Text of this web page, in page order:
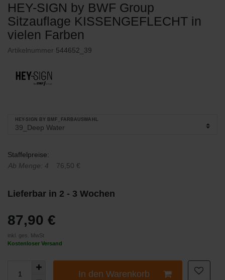
HEY-SIGN by BWF Group
Sitzauflage KISSENGEFLECHT in
vielen Farben
Artikelnummer 544652_39
HEY-SIGN BY BMF_FARBAUSWAHL
Staffelpreise:
Ab Menge: 4
76,50 €
Lieferbar in 2 - 3 Wochen
87,90 €
inkl. ges. MwSt
Kostenloser Versand
In den Warenkorb